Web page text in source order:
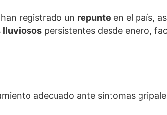
han registrado un repunte en el país,
lluviosos persistentes desde enero,
adecuado ante síntomas